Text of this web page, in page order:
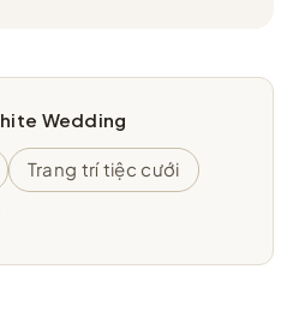
Wedding
Trang trí tiệc cưới